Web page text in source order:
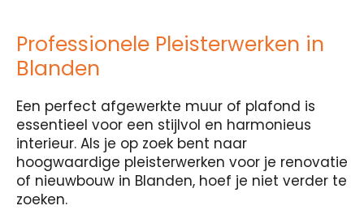
Professionele Pleisterwerken in
Blanden
Een perfect afgewerkte muur of plafond is
essentieel voor een stijlvol en harmonieus
interieur. Als je op zoek bent naar
hoogwaardige pleisterwerken voor je renovatie
of nieuwbouw in Blanden, hoef je niet verder te
zoeken.